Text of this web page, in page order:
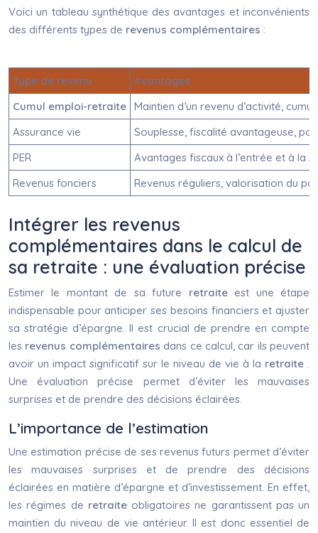
Voici un tableau synthétique des avantages et inconvénients
des différents types de revenus complémentaires :
Type de revenu
Avantages
Cumul emploi-retraite Maintien d’un revenu d’activité,
Assurance vie
Souplesse, fiscalité avantageuse,
PER
Avantages fiscaux à l’entrée et à la
Revenus fonciers
Revenus réguliers, valorisation du
Intégrer les revenus
complémentaires dans le calcul de
sa retraite : une évaluation précise
Estimer le montant de sa future retraite est une étape
indispensable pour anticiper ses besoins financiers et ajuster
sa stratégie d’épargne. Il est crucial de prendre en compte
les revenus complémentaires dans ce calcul, car ils peuvent
avoir un impact significatif sur le niveau de vie à la retraite .
Une évaluation précise permet d’éviter les mauvaises
surprises et de prendre des décisions éclairées.
L’importance de l’estimation
Une estimation précise de ses revenus futurs permet d’éviter
les mauvaises surprises et de prendre des décisions
éclairées en matière d’épargne et d’investissement. En effet,
les régimes de retraite obligatoires ne garantissent pas un
maintien du niveau de vie antérieur. Il est donc essentiel de